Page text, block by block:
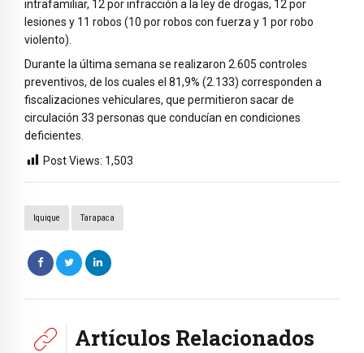
intrafamiliar, 12 por infracción a la ley de drogas, 12 por
lesiones y 11 robos (10 por robos con fuerza y 1 por robo
violento).
Durante la última semana se realizaron 2.605 controles
preventivos, de los cuales el 81,9% (2.133) corresponden a
fiscalizaciones vehiculares, que permitieron sacar de
circulación 33 personas que conducían en condiciones
deficientes.
Post Views: 1,503
Iquique Tarapaca
Artículos Relacionados